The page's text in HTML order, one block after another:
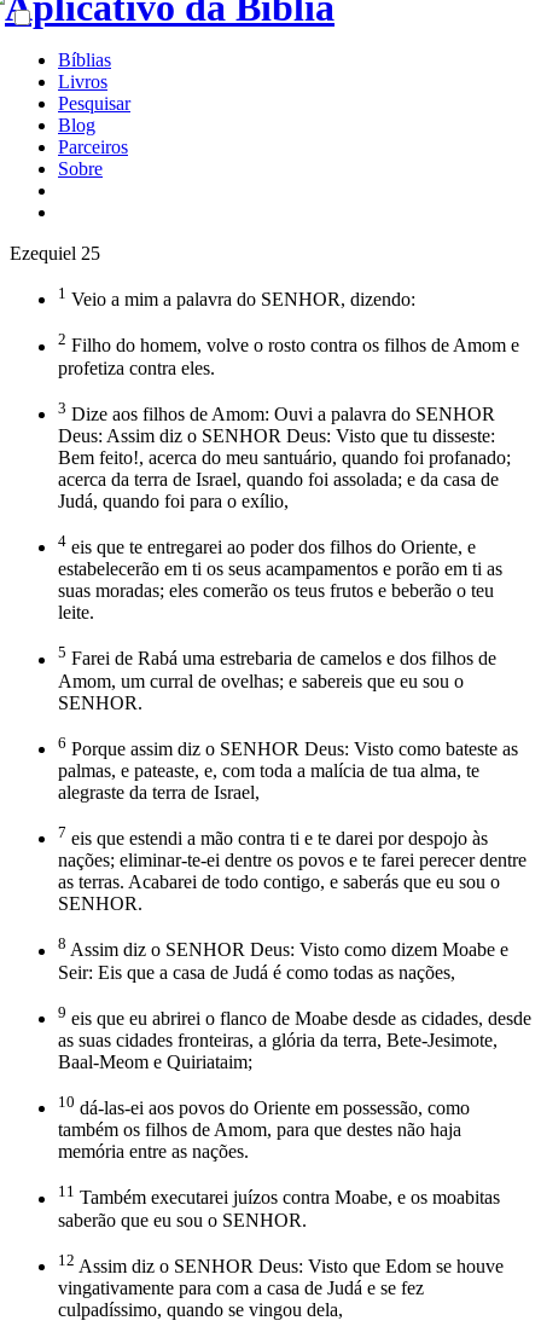
Bíblias
Livros
Pesquisar
Blog
Parceiros
Sobre
Ezequiel 25
1 Veio a mim a palavra do SENHOR, dizendo:
2 Filho do homem, volve o rosto contra os filhos de Amom e
profetiza contra eles.
3 Dize aos filhos de Amom: Ouvi a palavra do SENHOR
Deus: Assim diz o SENHOR Deus: Visto que tu disseste:
Bem feito!, acerca do meu santuário, quando foi profanado;
acerca da terra de Israel, quando foi assolada; e da casa de
Judá, quando foi para o exílio,
4 eis que te entregarei ao poder dos filhos do Oriente, e
estabelecerão em ti os seus acampamentos e porão em ti as
suas moradas; eles comerão os teus frutos e beberão o teu
leite.
5 Farei de Rabá uma estrebaria de camelos e dos filhos de
Amom, um curral de ovelhas; e sabereis que eu sou o
SENHOR.
6 Porque assim diz o SENHOR Deus: Visto como bateste as
palmas, e pateaste, e, com toda a malícia de tua alma, te
alegraste da terra de Israel,
7 eis que estendi a mão contra ti e te darei por despojo às
nações; eliminar-te-ei dentre os povos e te farei perecer dentre
as terras. Acabarei de todo contigo, e saberás que eu sou o
SENHOR.
8 Assim diz o SENHOR Deus: Visto como dizem Moabe e
Seir: Eis que a casa de Judá é como todas as nações,
9 eis que eu abrirei o flanco de Moabe desde as cidades, desde
as suas cidades fronteiras, a glória da terra, Bete-Jesimote,
Baal-Meom e Quiriataim;
10 dá-las-ei aos povos do Oriente em possessão, como
também os filhos de Amom, para que destes não haja
memória entre as nações.
11 Também executarei juízos contra Moabe, e os moabitas
saberão que eu sou o SENHOR.
12 Assim diz o SENHOR Deus: Visto que Edom se houve
vingativamente para com a casa de Judá e se fez
culpadíssimo, quando se vingou dela,